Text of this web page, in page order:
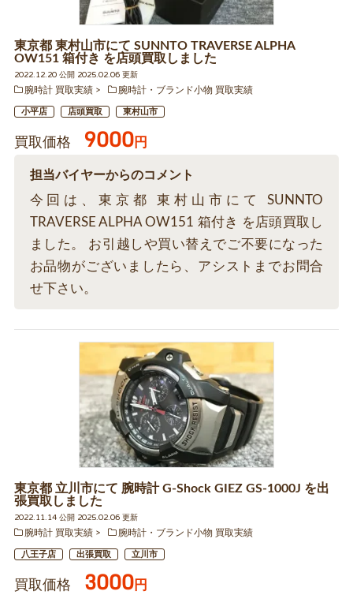
東京都 東村山市にて SUNNTO TRAVERSE ALPHA
OW151 箱付き を店頭買取しました
2022.12.20 公開 2025.02.06 更新
腕時計 買取実績
腕時計・ブランド小物 買取実績
小平店 店頭買取 東村山市
買取価格 9000円
担当バイヤーからのコメント
今回は、東京都 東村山市にて SUNNTO
TRAVERSE ALPHA OW151 箱付き を店頭買取し
ました。 お引越しや買い替えでご不要になった
お品物がございましたら、アシストまでお問合
せ下さい。
東京都 立川市にて 腕時計 G-Shock GIEZ GS-1000J を出
張買取しました
2022.11.14 公開 2025.02.06 更新
腕時計 買取実績
腕時計・ブランド小物 買取実績
八王子店 出張買取 立川市
買取価格 3000円